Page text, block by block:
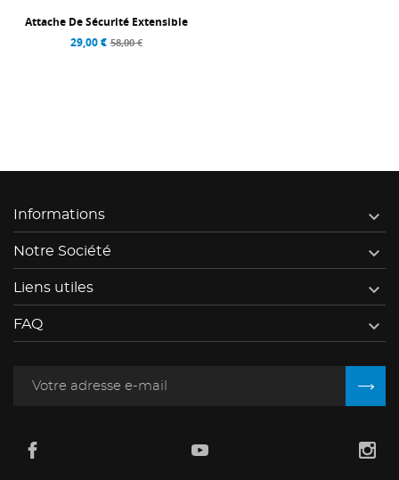
Attache De Sécurité Extensible
29,00 € 58,00 €
Informations 
Notre Société 
Liens utiles 
FAQ 